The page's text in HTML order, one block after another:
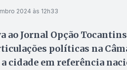
2024 às 12h33
ao Jornal Opção
políticas na
cidade em referência